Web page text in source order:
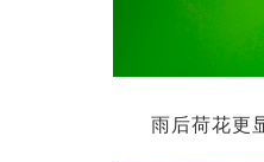
雨后荷花更